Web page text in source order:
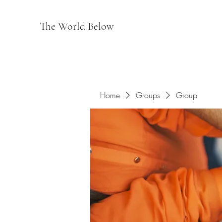
The World Below
Home Groups Group